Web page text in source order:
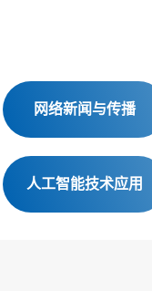
网络新闻与传播
人工智能技术应用